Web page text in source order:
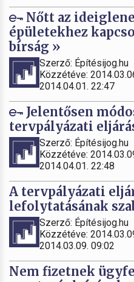
Nőtt az
épületekhez
bírság »
Szerző: Építésijog.hu
Közzétéve:
2014.04.01. 22:47
Jelentősen
tervpályázati
Szerző: Építésijog.hu
Közzétéve:
2014.04.01. 22:48
A tervpályázati
lefolytatásának
Szerző: Építésijog.hu
Közzétéve:
2014.03.09. 09:02
Nem fizetnek